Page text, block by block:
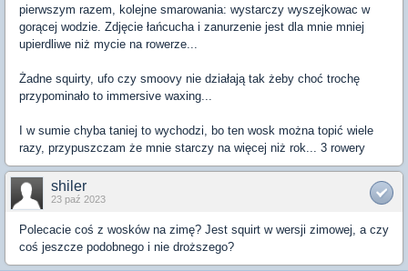
pierwszym razem, kolejne smarowania: wystarczy wyszejkowac w
gorącej wodzie. Zdjęcie łańcucha i zanurzenie jest dla mnie mniej
upierdliwe niż mycie na rowerze...
Żadne squirty, ufo czy smoovy nie działają tak żeby choć trochę
przypominało to immersive waxing...
I w sumie chyba taniej to wychodzi, bo ten wosk można topić wiele
razy, przypuszczam że mnie starczy na więcej niż rok... 3 rowery
shiler
23 paź 2023
Polecacie coś z wosków na zimę? Jest squirt w wersji zimowej, a czy
coś jeszcze podobnego i nie droższego?